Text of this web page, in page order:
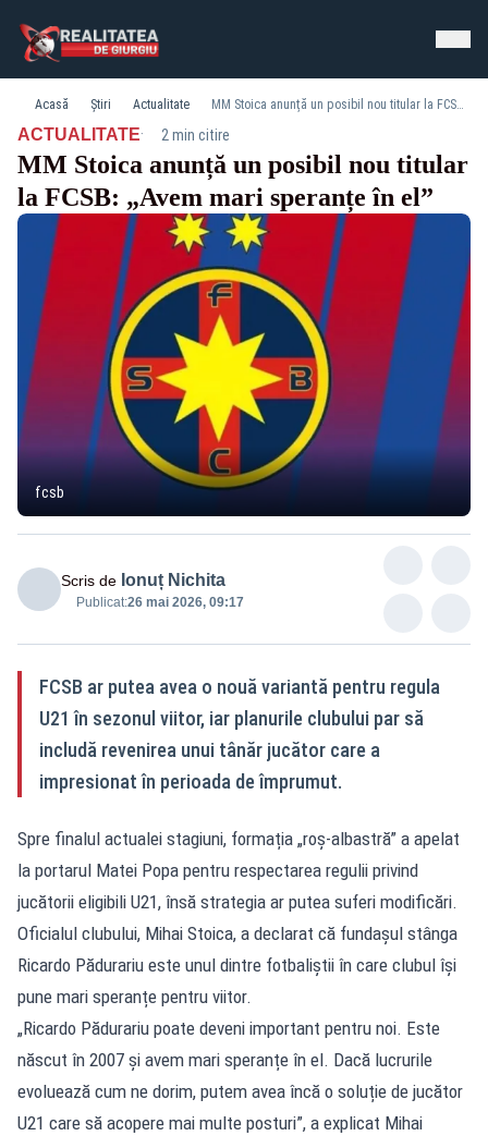
Acasă Știri Actualitate MM Stoica anunță un posibil nou titular la FCSB: „Avem mari speranțe în el”
ACTUALITATE· 2 min citire
MM Stoica anunță un posibil nou titular
la FCSB: „Avem mari speranțe în el”
fcsb
Scris de Ionuț Nichita
Publicat:26 mai 2026, 09:17
FCSB ar putea avea o nouă variantă pentru regula
U21 în sezonul viitor, iar planurile clubului par să
includă revenirea unui tânăr jucător care a
impresionat în perioada de împrumut.
Spre finalul actualei stagiuni, formația „roș-albastră” a apelat
la portarul Matei Popa pentru respectarea regulii privind
jucătorii eligibili U21, însă strategia ar putea suferi modificări.
Oficialul clubului, Mihai Stoica, a declarat că fundașul stânga
Ricardo Pădurariu este unul dintre fotbaliștii în care clubul își
pune mari speranțe pentru viitor.
„Ricardo Pădurariu poate deveni important pentru noi. Este
născut în 2007 și avem mari speranțe în el. Dacă lucrurile
evoluează cum ne dorim, putem avea încă o soluție de jucător
U21 care să acopere mai multe posturi”, a explicat Mihai